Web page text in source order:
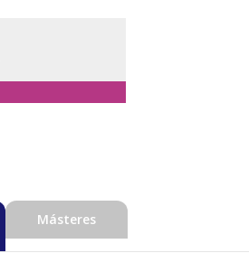
Másteres